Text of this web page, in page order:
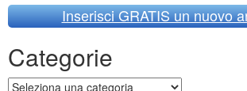
Inserisci GRATIS un nuovo
Categorie
Categorie